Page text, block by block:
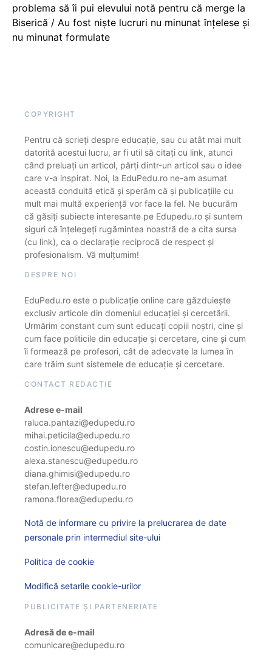
problema să îi pui elevului notă pentru că merge la
Biserică / Au fost niște lucruri nu minunat înțelese și
nu minunat formulate
COPYRIGHT
Pentru că scrieți despre educație, sau cu atât mai mult
datorită acestui lucru, ar fi util să citați cu link, atunci
când preluați un articol, părți dintr-un articol sau o idee
care v-a inspirat. Noi, la EduPedu.ro ne-am asumat
această conduită etică și sperăm că și publicațiile cu
mult mai multă experiență vor face la fel. Ne bucurăm
că găsiți subiecte interesante pe Edupedu.ro și suntem
siguri că înțelegeți rugămintea noastră de a cita sursa
(cu link), ca o declarație reciprocă de respect și
profesionalism. Vă mulțumim!
DESPRE NOI
EduPedu.ro este o publicație online care găzduiește
exclusiv articole din domeniul educației și cercetării.
Urmărim constant cum sunt educați copiii noștri, cine și
cum face politicile din educație și cercetare, cine și cum
îi formează pe profesori, cât de adecvate la lumea în
care trăim sunt sistemele de educație și cercetare.
CONTACT REDACȚIE
Adrese e-mail
raluca.pantazi@edupedu.ro
mihai.peticila@edupedu.ro
costin.ionescu@edupedu.ro
alexa.stanescu@edupedu.ro
diana.ghimisi@edupedu.ro
stefan.lefter@edupedu.ro
ramona.florea@edupedu.ro
Notă de informare cu privire la prelucrarea de date
personale prin intermediul site-ului
Politica de cookie
Modifică setarile cookie-urilor
PUBLICITATE ȘI PARTENERIATE
Adresă de e-mail
comunicare@edupedu.ro